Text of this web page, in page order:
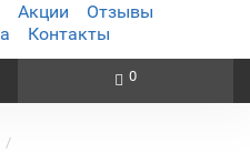
Акции
Отзывы
Контакты
0